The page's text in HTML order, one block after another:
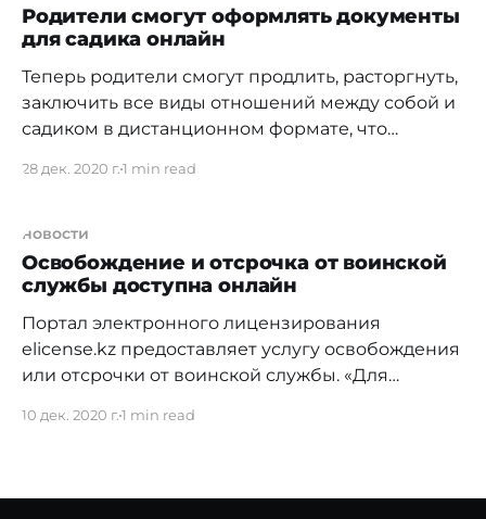
индивидуальное предпринимательство можно
в несколько кликов. Достаточно перейти по
ссылке «Стать ИП», и система подскажет
дальнейшие
Родители смогут оформлять документы
для садика онлайн
Теперь родители смогут продлить, расторгнуть,
заключить все виды отношений между собой и
садиком в дистанционном формате, что
функционал уже работает в пилотном режиме.
садиков увеличивается. Что это дает: —
дистанционное зачисление; — не нужно
распечатывать документ, он цифровой; —
28 дек. 2020 г.1 min read
новости
Освобождение и отсрочка от воинской
службы доступна онлайн
Портал электронного лицензирования
elicense.kz предоставляет услугу освобождения
или отсрочки от воинской службы. «Для
в военкомат. Мы оптимизировали этот процесс
10 дек. 2020 г.1 min read